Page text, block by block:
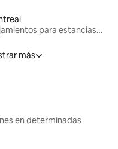
Alojamientos para estancias largas
más
en determinadas